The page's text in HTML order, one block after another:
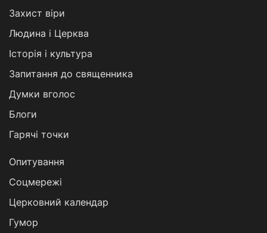
Захист віри
Людина і Церква
Історія і культура
Запитання до священника
Думки вголос
Блоги
Гарячі точки
Опитування
Соцмережі
Церковний календар
Гумор